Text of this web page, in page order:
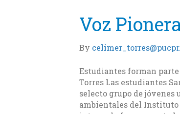
Voz
By
Estudiantes forman
Torres Las estudiantes
selecto grupo de
ambientales del